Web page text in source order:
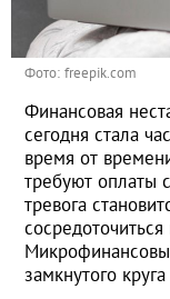
Фото: freepik.com
Финансовая
сегодня стала
время от
требуют оплаты
тревога
замкнутого